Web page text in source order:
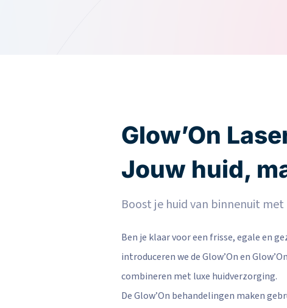
Glow’On
Jouw huid,
Boost je huid van binnenuit
Ben je klaar voor een frisse, egale en
introduceren we de Glow’On en
combineren met luxe huidverzorging.
De Glow’On behandelingen maken